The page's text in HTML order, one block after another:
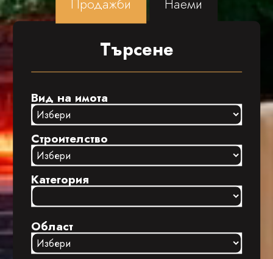
Търсене
Вид на имота
Строителство
Категория
Област